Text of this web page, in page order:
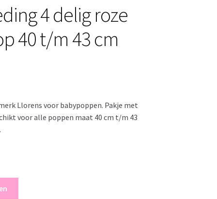
4 delig roze
40 t/m 43 cm
Llorens voor babypoppen. Pakje met
voor alle poppen maat 40 cm t/m 43